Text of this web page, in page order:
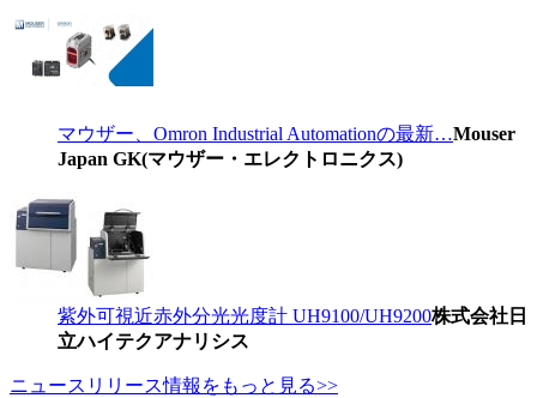
マウザー、Omron Industrial Automationの最新…Mouser
Japan GK(マウザー・エレクトロニクス)
紫外可視近赤外分光光度計 UH9100/UH9200株式会社日
立ハイテクアナリシス
ニュースリリース情報をもっと見る>>